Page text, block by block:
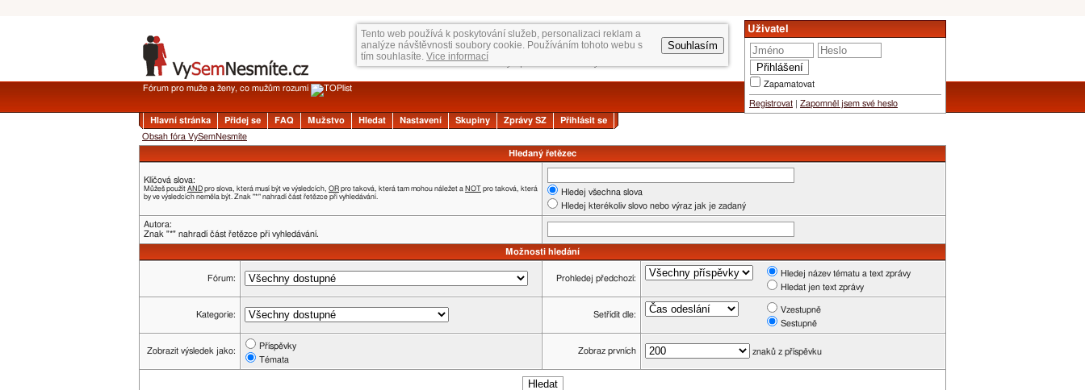
Tento web používá k poskytování služeb, personalizaci reklam a
analýze návštěvnosti soubory cookie. Používáním tohoto webu s
tím souhlasíte. Vice informací
Souhlasím
Uživatel
Zapamatovat
Registrovat Zapomněl jsem své heslo
Fórum pro muže a ženy, co mužům rozumí
Hlavní stránka Přidej se FAQ Mužstvo Hledat Nastavení Skupiny Zprávy SZ
Přihlásit se
Obsah fóra VySemNesmíte
Hledaný řetězec
Klíčová slova:
Můžeš použít AND pro slova, která musí být ve výsledcích, OR pro taková, která tam mohou náležet a NOT pro taková, která
by ve výsledcích neměla být. Znak "*" nahradí část řetězce při vyhledávání.
Hledej všechna slova
Hledej kterékoliv slovo nebo výraz jak je zadaný
Autora:
Znak "*" nahradí část řetězce při vyhledávání.
Možnosti hledání
Fórum: Prohledej předchozí:
Hledej název tématu a text zprávy
Hledat jen text zprávy
Kategorie: Setřídit dle:
Vzestupně
Sestupně
Zobrazit výsledek jako:
Příspěvky
Témata
Zobraz prvních znaků z příspěvku